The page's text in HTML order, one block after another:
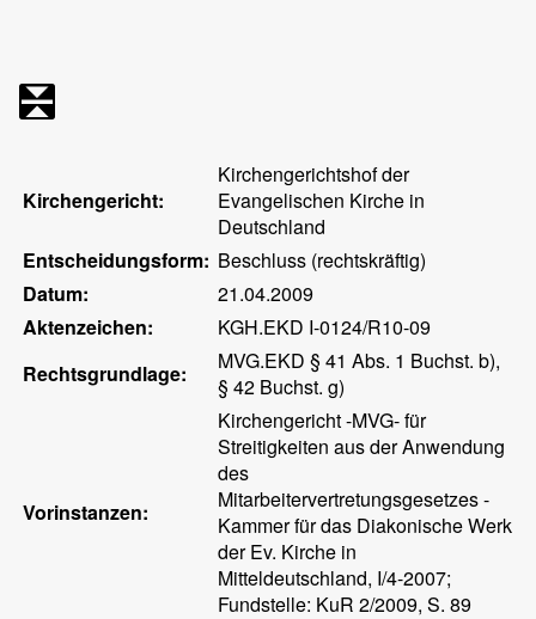
Kirchengericht:
Kirchengerichtshof der
Evangelischen Kirche in
Deutschland
Entscheidungsform: Beschluss (rechtskräftig)
Datum:
21.04.2009
Aktenzeichen:
KGH.EKD I-0124/R10-09
Rechtsgrundlage:
MVG.EKD § 41 Abs. 1 Buchst. b),
§ 42 Buchst. g)
Vorinstanzen:
Kirchengericht -MVG- für
Streitigkeiten aus der Anwendung
des
Mitarbeitervertretungsgesetzes -
Kammer für das Diakonische Werk
der Ev. Kirche in
Mitteldeutschland, I/4-2007;
Fundstelle: KuR 2/2009, S. 89